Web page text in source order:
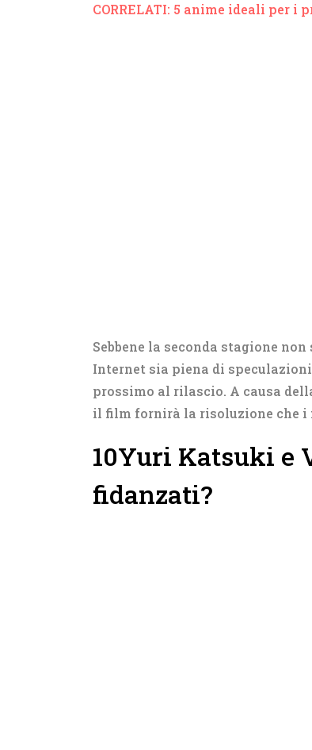
CORRELATI: 5 anime ideali per
Sebbene la seconda stagione
Internet sia piena di
prossimo al rilascio. A causa
il film fornirà la risoluzione che i
10Yuri Katsuki e
fidanzati?